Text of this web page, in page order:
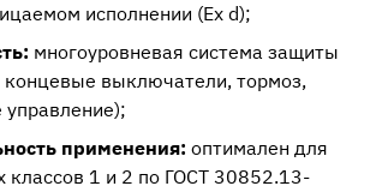
исполнении (Ex d);
многоуровневая система защиты
концевые выключатели, тормоз,
управление);
применения: оптимален для
классов 1 и 2 по ГОСТ 30852.13-